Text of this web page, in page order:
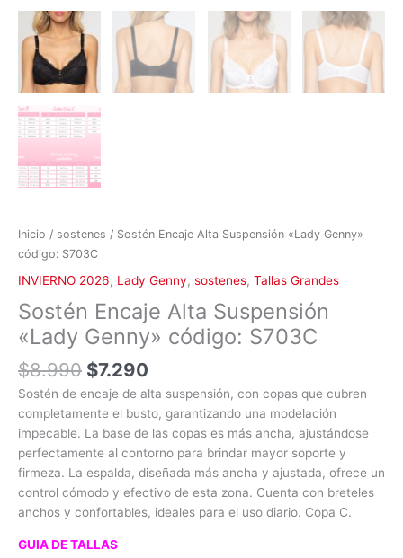
Inicio / sostenes / Sostén Encaje Alta Suspensión «Lady Genny»
código: S703C
INVIERNO 2026, Lady Genny, sostenes, Tallas Grandes
Sostén Encaje Alta Suspensión
«Lady Genny» código: S703C
$8.990 $7.290
Sostén de encaje de alta suspensión, con copas que cubren
completamente el busto, garantizando una modelación
impecable. La base de las copas es más ancha, ajustándose
perfectamente al contorno para brindar mayor soporte y
firmeza. La espalda, diseñada más ancha y ajustada, ofrece un
control cómodo y efectivo de esta zona. Cuenta con breteles
anchos y confortables, ideales para el uso diario. Copa C.
GUIA DE TALLAS